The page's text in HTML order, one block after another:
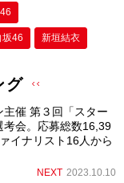
坂46 新垣結衣
グ
催 第３回「スター
会。応募総数16,39
イナリスト16人から
NEXT 2023.10.10